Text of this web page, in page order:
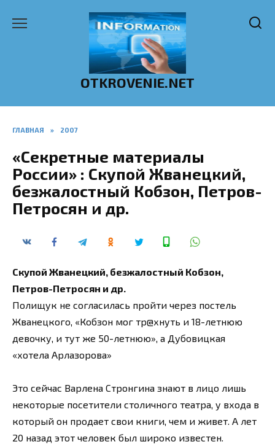
OTKROVENIE.NET
ГЛАВНАЯ » 2007
«Секретные материалы
России» : Скупой Жванецкий,
безжалостный Кобзон, Петров-
Петросян и др.
Скупой Жванецкий, безжалостный Кобзон,
Петров-Петросян и др.
Полищук не согласилась пройти через постель
Жванецкого, «Кобзон мог тр@хнуть и 18-летнюю
девочку, и тут же 50-летнюю», а Дубовицкая
«хотела Арлазорова»
Это сейчас Варлена Стронгина знают в лицо лишь
некоторые посетители столичного театра, у входа в
который он продает свои книги, чем и живет. А лет
20 назад этот человек был широко известен.